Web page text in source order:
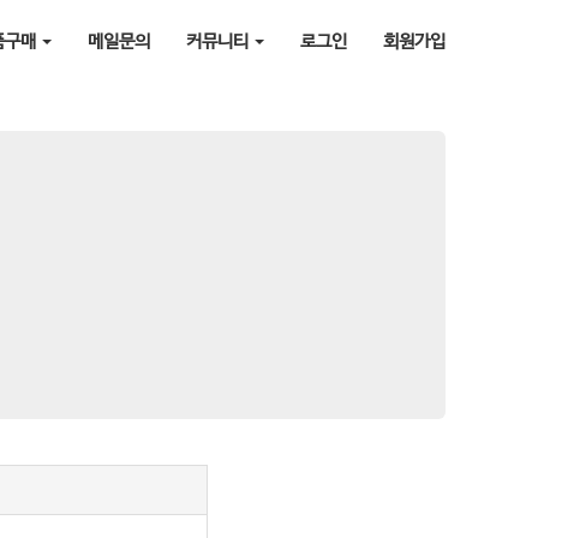
매 메일문의 커뮤니티 로그인 회원가입